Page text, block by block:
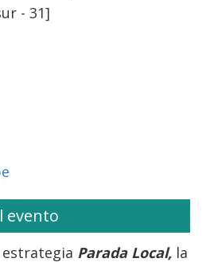
- 31]
evento
estrategia Parada Local, la